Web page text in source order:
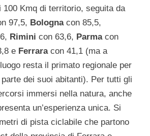
100 Kmq di territorio, seguita da
97,5, Bolognacon 85,5,
Rimini con 63,6, Parmacon
e Ferraracon 41,1 (ma a
resta il primato regionale per
parte dei suoi abitanti). Per tutti gli
immersi nella natura, anche
un’esperienza unica. Si
di pista ciclabile che partono